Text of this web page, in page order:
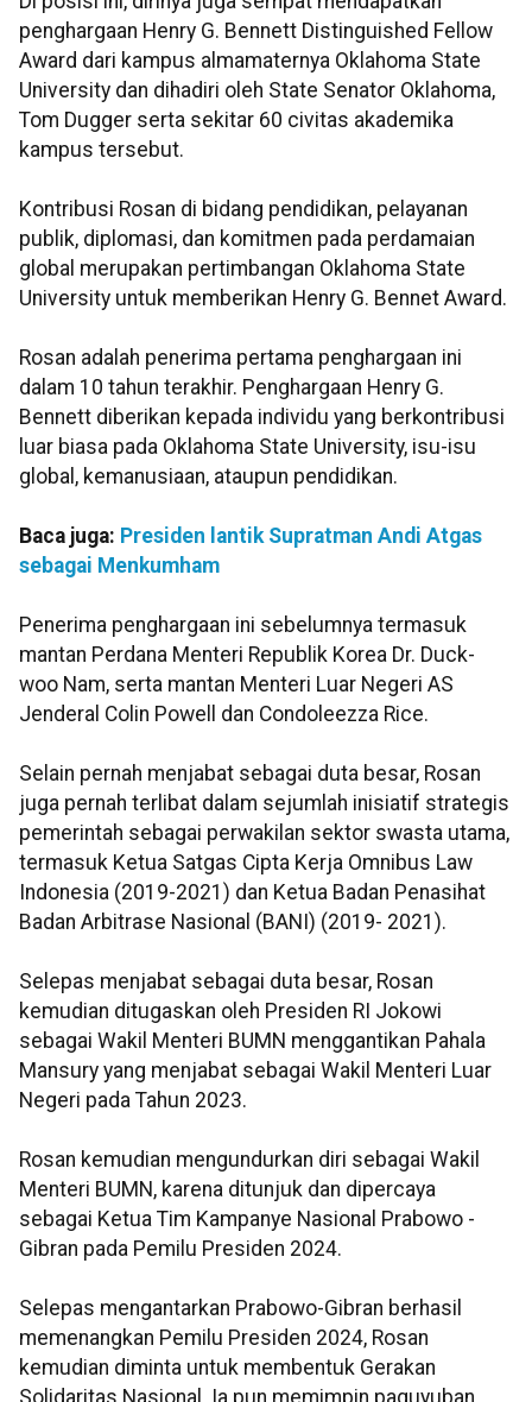
penghargaan Henry G. Bennett Distinguished Fellow
Award dari kampus almamaternya Oklahoma State
University dan dihadiri oleh State Senator Oklahoma,
Tom Dugger serta sekitar 60 civitas akademika
kampus tersebut.
Kontribusi Rosan di bidang pendidikan, pelayanan
publik, diplomasi, dan komitmen pada perdamaian
global merupakan pertimbangan Oklahoma State
University untuk memberikan Henry G. Bennet Award.
Rosan adalah penerima pertama penghargaan ini
dalam 10 tahun terakhir. Penghargaan Henry G.
Bennett diberikan kepada individu yang berkontribusi
luar biasa pada Oklahoma State University, isu-isu
global, kemanusiaan, ataupun pendidikan.
Baca juga: Presiden lantik Supratman Andi Atgas
sebagai Menkumham
Penerima penghargaan ini sebelumnya termasuk
mantan Perdana Menteri Republik Korea Dr. Duck-
woo Nam, serta mantan Menteri Luar Negeri AS
Jenderal Colin Powell dan Condoleezza Rice.
Selain pernah menjabat sebagai duta besar, Rosan
juga pernah terlibat dalam sejumlah inisiatif strategis
pemerintah sebagai perwakilan sektor swasta utama,
termasuk Ketua Satgas Cipta Kerja Omnibus Law
Indonesia (2019-2021) dan Ketua Badan Penasihat
Badan Arbitrase Nasional (BANI) (2019- 2021).
Selepas menjabat sebagai duta besar, Rosan
kemudian ditugaskan oleh Presiden RI Jokowi
sebagai Wakil Menteri BUMN menggantikan Pahala
Mansury yang menjabat sebagai Wakil Menteri Luar
Negeri pada Tahun 2023.
Rosan kemudian mengundurkan diri sebagai Wakil
Menteri BUMN, karena ditunjuk dan dipercaya
sebagai Ketua Tim Kampanye Nasional Prabowo -
Gibran pada Pemilu Presiden 2024.
Selepas mengantarkan Prabowo-Gibran berhasil
memenangkan Pemilu Presiden 2024, Rosan
kemudian diminta untuk membentuk Gerakan